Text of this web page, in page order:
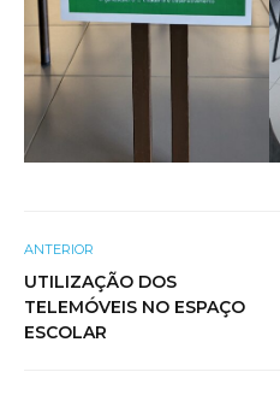
ANTERIOR
UTILIZAÇÃO DOS
TELEMÓVEIS NO ESPAÇO
ESCOLAR